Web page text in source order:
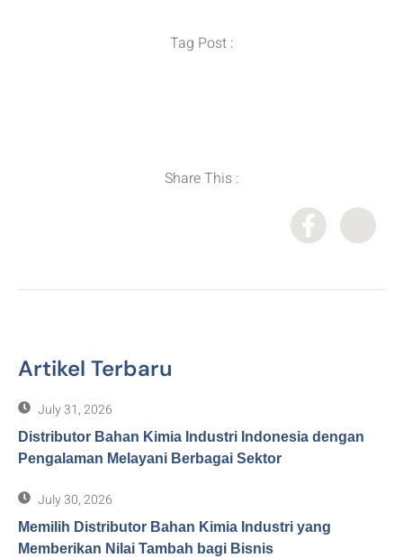
Tag Post :
Share This :
Artikel Terbaru
July 31, 2026
Distributor Bahan Kimia Industri Indonesia dengan
Pengalaman Melayani Berbagai Sektor
July 30, 2026
Memilih Distributor Bahan Kimia Industri yang
Memberikan Nilai Tambah bagi Bisnis